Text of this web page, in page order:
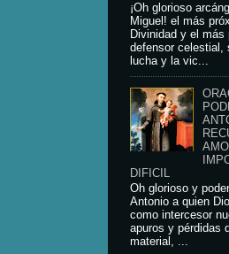
¡Oh glorioso
Miguel! el más
Divinidad y el más
defensor celestial,
lucha y la vic...
DIFICIL
Oh glorioso y
Antonio a quien
como intercesor
apuros y pérdidas
material, ...